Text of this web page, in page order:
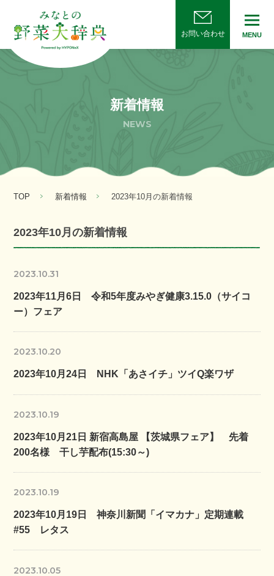
お問い合わせ MENU
新着情報
NEWS
TOP 新着情報 2023年10月の新着情報
2023年10月の新着情報
2023.10.31
2023年11月6日 令和5年度みやぎ健康3.15.0（サイコ
ー）フェア
2023.10.20
2023年10月24日 NHK「あさイチ」ツイQ楽ワザ
2023.10.19
2023年10月21日 新宿高島屋 【茨城県フェア】 先着
200名様 干し芋配布(15:30～)
2023.10.19
2023年10月19日 神奈川新聞「イマカナ」定期連載
#55 レタス
2023.10.05